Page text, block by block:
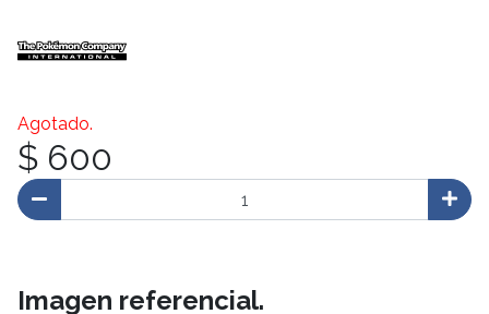
Agotado.
$ 600
Imagen referencial.